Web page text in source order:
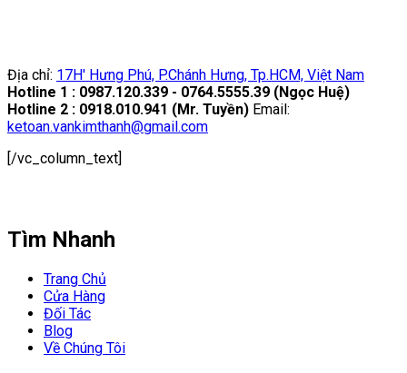
Địa chỉ: 17H' Hưng Phú, P.Chánh Hưng, Tp.HCM, Việt Nam
Hotline 1 : 0987.120.339 - 0764.5555.39 (Ngọc Huệ)
Hotline 2 : 0918.010.941 (Mr. Tuyền) Email:
ketoan.vankimthanh@gmail.com
[/vc_column_text]
Tìm Nhanh
Trang Chủ
Cửa Hàng
Đối Tác
Blog
Về Chúng Tôi